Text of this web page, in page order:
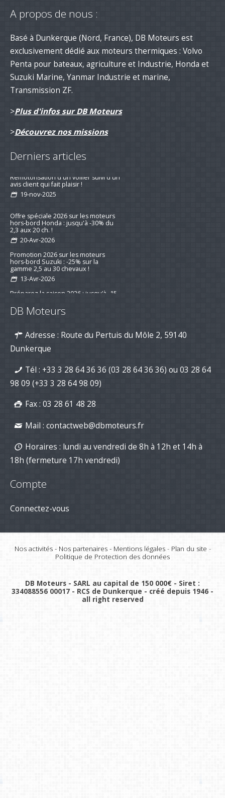
A propos de nous :
Basé à Dunkerque (Nord, France), DB Moteurs est
exclusivement dédié aux moteurs thermiques : Volvo
Penta pour bateaux, agriculture et Industrie, Honda et
Suzuki Marine, Yanmar Industrie et marine,
Transmission ZF.
>Plus d'infos sur DB Moteurs
>Découvrez nos missions
Derniers articles
Remotorisation d'un voilier suivi d'un
avis client qui fait plaisir !
19-nov-2025
Offre spéciale 2026 sur les moteurs
hors-bord Honda : jusqu'à -30% du
2,3 aux 20 ch. !
20-Avr-2026
Promotion 2026 sur les moteurs
hors-bord Suzuki : -25% sur la
gamme 2,5 au 30 chevaux !
13-Avr-2026
moteurs de bateau
Nouvelle série "Stealth Line" chez
maintenant avec DB Moteurs !
DB Moteurs vous souhaite une
excellente année 2026, pleine de
projets motorisés !
DB Moteurs
Adresse : Route du Pertuis du Môle 2, 59140
Dunkerque
Tél : +33 3 28 64 36 36 (03 28 64 36 36) ou 03 28 64
98 09 (+33 3 28 64 98 09)
Fax : 03 28 61 48 28
Mail : contactweb@dbmoteurs.fr
Horaires : lundi au vendredi de 8h à 12h et 14h à
18h (fermeture 17h vendredi)
Compte
Connectez-vous
Nos activités- Nos partenaires- Mentions légales- Plan du site -
Politique de Protection des données
DB Moteurs - SARL au capital de 150 000€ - Siret :
334088556 00017 - RCS de Dunkerque - créé depuis 1946 -
all right reserved